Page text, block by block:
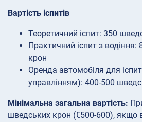
Вартість іспитів
Теоретичний іспит: 350
Практичний іспит з
крон
Оренда автомобіля для
управлінням): 400-500
Мінімальна загальна вартість:
шведських крон (€500-600), якщо